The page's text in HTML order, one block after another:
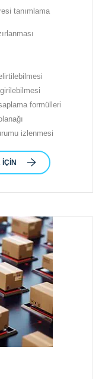
tanımlama
formülleri
izlenmesi